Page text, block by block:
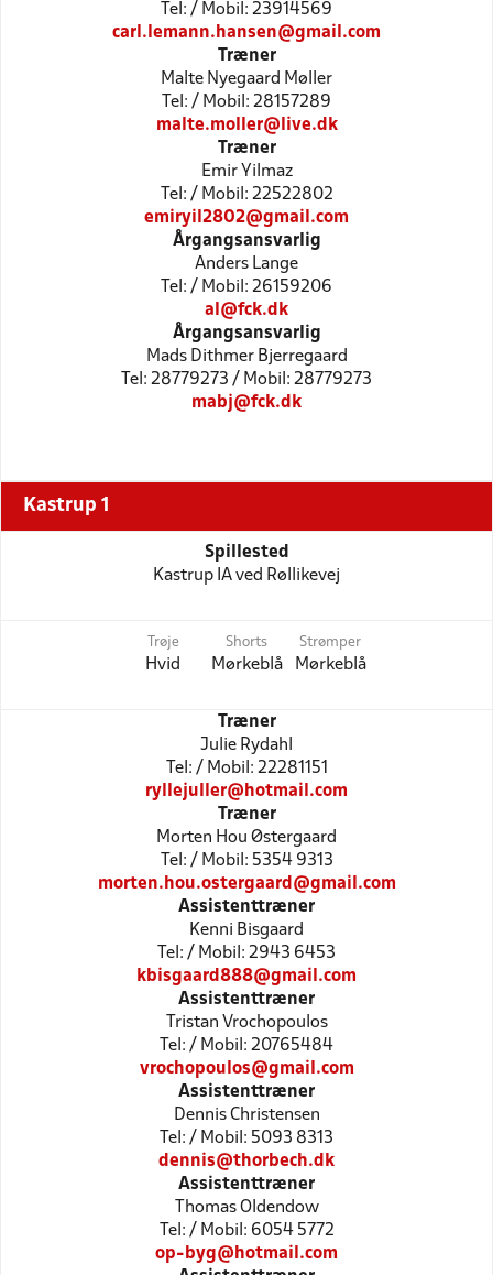
Tel: / Mobil: 23914569
carl.lemann.hansen@gmail.com
Træner
Malte Nyegaard Møller
Tel: / Mobil: 28157289
malte.moller@live.dk
Træner
Emir Yilmaz
Tel: / Mobil: 22522802
emiryil2802@gmail.com
Årgangsansvarlig
Anders Lange
Tel: / Mobil: 26159206
al@fck.dk
Årgangsansvarlig
Mads Dithmer Bjerregaard
Tel: 28779273 / Mobil: 28779273
mabj@fck.dk
Kastrup 1
Spillested
Kastrup IA ved Røllikevej
Trøje
Hvid
Shorts
Mørkeblå
Strømper
Mørkeblå
Træner
Julie Rydahl
Tel: / Mobil: 22281151
ryllejuller@hotmail.com
Træner
Morten Hou Østergaard
Tel: / Mobil: 5354 9313
morten.hou.ostergaard@gmail.com
Assistenttræner
Kenni Bisgaard
Tel: / Mobil: 2943 6453
kbisgaard888@gmail.com
Assistenttræner
Tristan Vrochopoulos
Tel: / Mobil: 20765484
vrochopoulos@gmail.com
Assistenttræner
Dennis Christensen
Tel: / Mobil: 5093 8313
dennis@thorbech.dk
Assistenttræner
Thomas Oldendow
Tel: / Mobil: 6054 5772
op-byg@hotmail.com